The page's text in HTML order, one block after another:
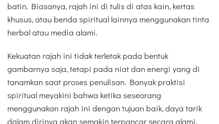
batin. Biasanya, rajah ini di tulis di atas kain, kertas
khusus, atau benda spiritual lainnya menggunakan tinta
herbal atau media alami.
Kekuatan rajah ini tidak terletak pada bentuk
gambarnya saja, tetapi pada niat dan energi yang di
tanamkan saat proses penulisan. Banyak praktisi
spiritual meyakini bahwa ketika seseorang
menggunakan rajah ini dengan tujuan baik, daya tarik
dalam dirinya akan semakin terpancar secara alami.